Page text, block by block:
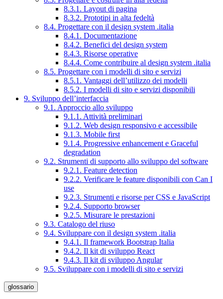
8.3.1. Layout di pagina
8.3.2. Prototipi in alta fedeltà
8.4. Progettare con il design system .italia
8.4.1. Documentazione
8.4.2. Benefici del design system
8.4.3. Risorse operative
8.4.4. Come contribuire al design system .italia
8.5. Progettare con i modelli di sito e servizi
8.5.1. Vantaggi dell’utilizzo dei modelli
8.5.2. I modelli di sito e servizi disponibili
9. Sviluppo dell’interfaccia
9.1. Approccio allo sviluppo
9.1.1. Attività preliminari
9.1.2. Web design responsivo e accessibile
9.1.3. Mobile first
9.1.4. Progressive enhancement e Graceful
degradation
9.2. Strumenti di supporto allo sviluppo del software
9.2.1. Feature detection
9.2.2. Verificare le feature disponibili con Can I
use
9.2.3. Strumenti e risorse per CSS e JavaScript
9.2.4. Supporto browser
9.2.5. Misurare le prestazioni
9.3. Catalogo del riuso
9.4. Sviluppare con il design system .italia
9.4.1. Il framework Bootstrap Italia
9.4.2. Il kit di sviluppo React
9.4.3. Il kit di sviluppo Angular
9.5. Sviluppare con i modelli di sito e servizi
glossario